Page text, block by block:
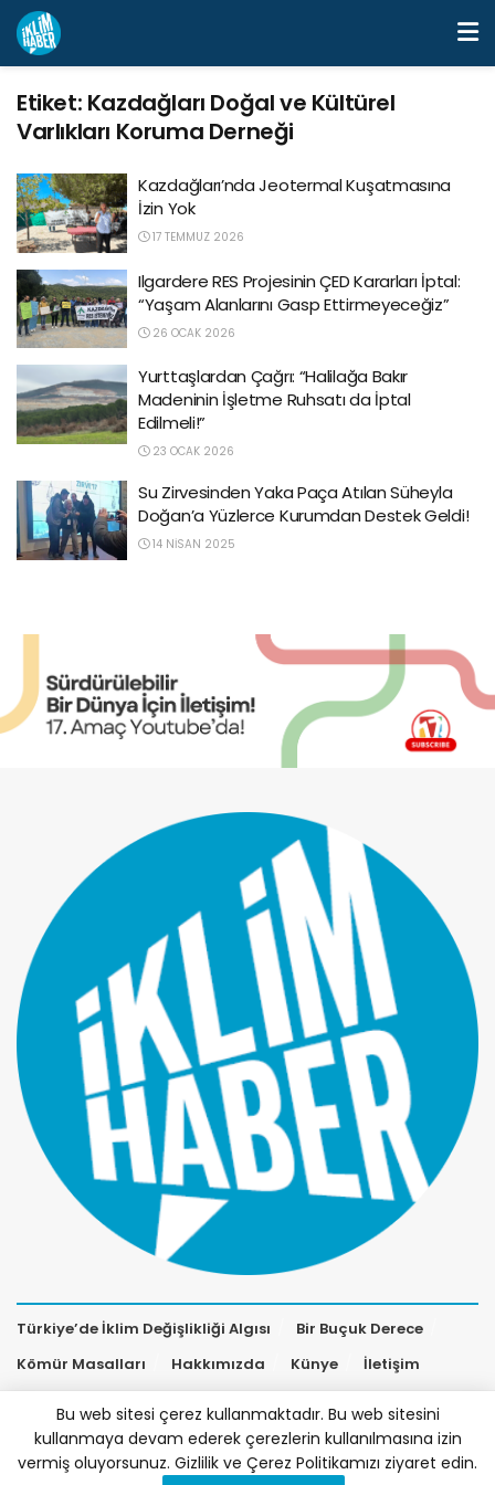
Etiket: Kazdağları Doğal ve Kültürel
Varlıkları Koruma Derneği
Kazdağları’nda Jeotermal Kuşatmasına
İzin Yok
17 TEMMUZ 2026
Ilgardere RES Projesinin ÇED Kararları İptal:
“Yaşam Alanlarını Gasp Ettirmeyeceğiz”
26 OCAK 2026
Yurttaşlardan Çağrı: “Halilağa Bakır
Madeninin İşletme Ruhsatı da İptal
Edilmeli!”
23 OCAK 2026
Su Zirvesinden Yaka Paça Atılan Süheyla
Doğan’a Yüzlerce Kurumdan Destek Geldi!
14 NISAN 2025
Türkiye’de İklim Değişlikliği Algısı
Bir Buçuk Derece
Kömür Masalları
Hakkımızda Künye İletişim
Bu web sitesi çerez kullanmaktadır. Bu web sitesini
kullanmaya devam ederek çerezlerin kullanılmasına izin
vermiş oluyorsunuz. Gizlilik ve Çerez Politikamızı ziyaret edin.